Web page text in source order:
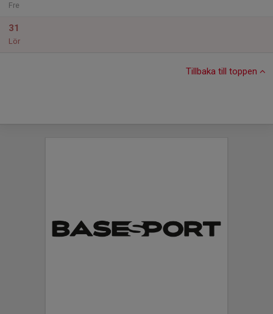
Fre
31
Lör
Tillbaka till toppen